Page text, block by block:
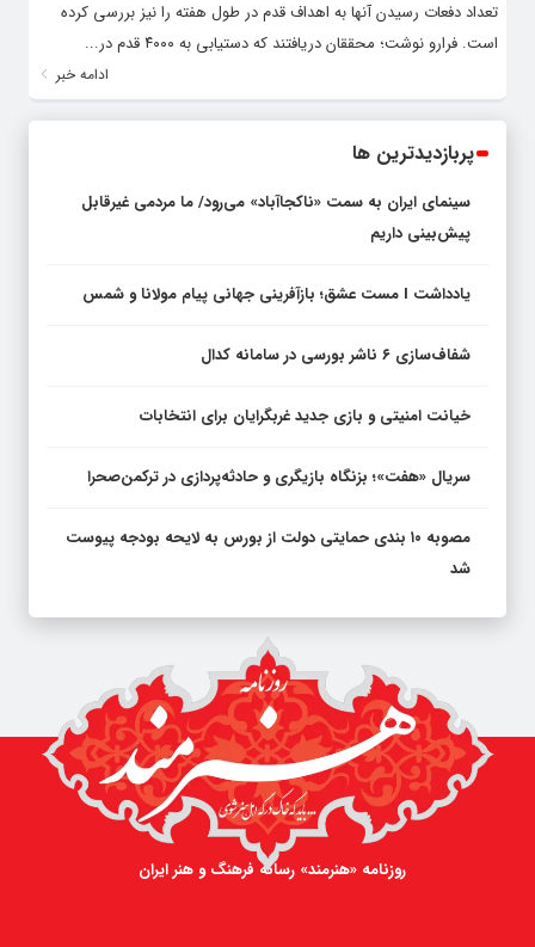
تعداد دفعات رسیدن آنها به اهداف قدم در طول هفته را نیز بررسی کرده
است. فرارو نوشت؛ محققان دریافتند که دستیابی به ۴۰۰۰ قدم در...
ادامه خبر
پربازدیدترین ها
سینمای ایران به سمت «ناکجاآباد» می‌رود/ ما مردمی غیرقابل
پیش‌بینی داریم
یادداشت I مست عشق؛ بازآفرینی جهانی پیام مولانا و شمس
شفاف‌سازی ۶ ناشر بورسی در سامانه کدال
خیانت امنیتی و بازی جدید غربگرایان برای انتخابات
سریال «هفت»؛ بزنگاه بازیگری و حادثه‌پردازی در ترکمن‌صحرا
مصوبه ۱۰ بندی حمایتی دولت از بورس به لایحه بودجه پیوست
شد
روزنامه «هنرمند» رسانه فرهنگ و هنر ایران